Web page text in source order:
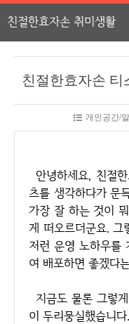
친절한효자손 취미생활
친절한효자손 티
개인공간/
안녕하세요, 친절한효자손 입니다. 계속 나만의 콘텐
츠를 생각하다가 문
가장 잘 하는 것이
게 떠오르더군요. 그
저런 운영 노하우를
여 배포하면 좋겠다
지금도 물론 그렇게 하고는 있습니다만, 딱히 타겟층
이 두리뭉실했습니